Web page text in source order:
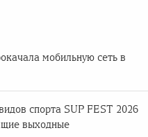
мобильную сеть в
спорта SUP FEST 2026
выходные